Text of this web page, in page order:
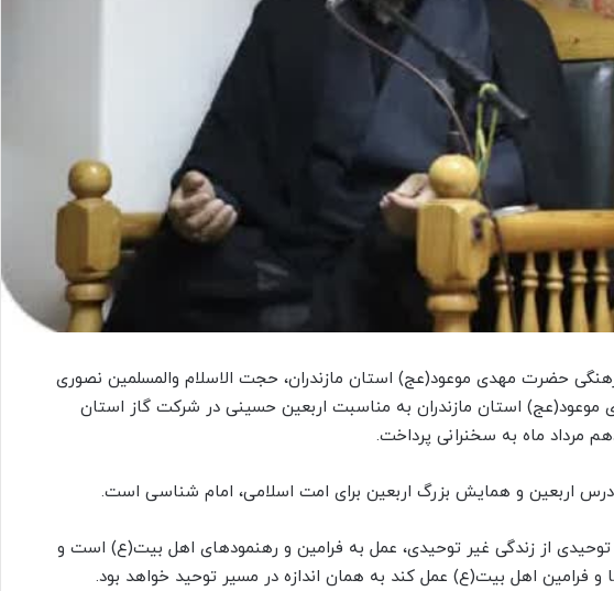
حضرت مهدی موعود(عج) استان مازندران، حجت الاسلام والمسلمین نصوری
موعود(عج) استان مازندران به مناسبت اربعین حسینی در شرکت گاز استان
مرداد ماه به سخنرانی پرداخت.
اربعین و همایش بزرگ اربعین برای امت اسلامی، امام شناسی است.
از زندگی غیر توحیدی، عمل به فرامین و رهنمودهای اهل بیت(ع) است و
و فرامین اهل بیت(ع) عمل کند به همان اندازه در مسیر توحید خواهد بود.